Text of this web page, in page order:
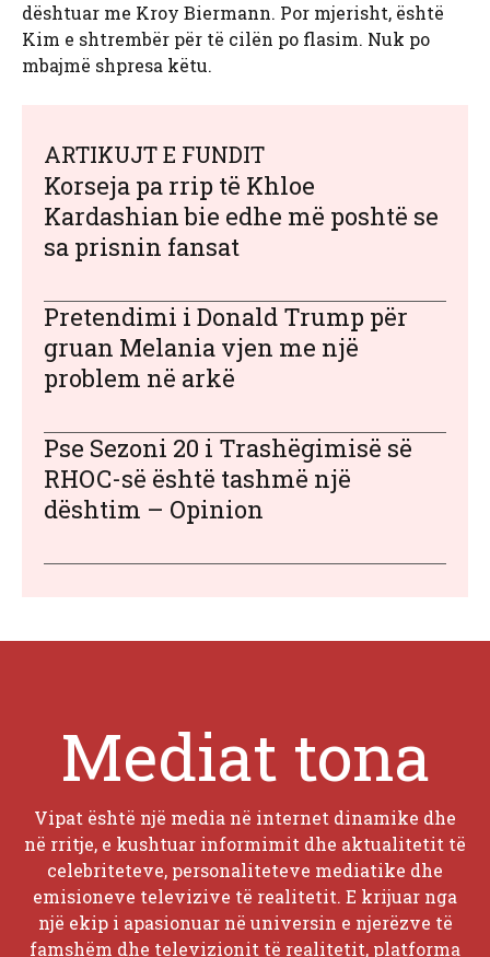
dështuar me Kroy Biermann. Por mjerisht, është
Kim e shtrembër për të cilën po flasim. Nuk po
mbajmë shpresa këtu.
ARTIKUJT E FUNDIT
Korseja pa rrip të Khloe
Kardashian bie edhe më poshtë se
sa prisnin fansat
Pretendimi i Donald Trump për
gruan Melania vjen me një
problem në arkë
Pse Sezoni 20 i Trashëgimisë së
RHOC-së është tashmë një
dështim – Opinion
Mediat tona
Vipat është një media në internet dinamike dhe
në rritje, e kushtuar informimit dhe aktualitetit të
celebriteteve, personaliteteve mediatike dhe
emisioneve televizive të realitetit. E krijuar nga
një ekip i apasionuar në universin e njerëzve të
famshëm dhe televizionit të realitetit, platforma